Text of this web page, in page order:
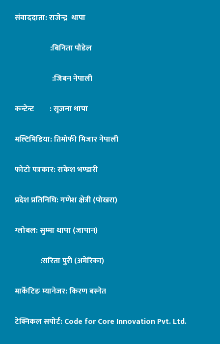
संवाददाता: राजेन्द्र थापा
:बिनिता पौडेल
:जिबन नेपाली
कन्टेन्ट : सृजना थापा
मल्टिमिडिया: तिमोफी मिजार नेपाली
फोटो पत्रकार: राकेश भण्डारी
प्रदेश प्रतिनिधि: गणेश क्षेत्री (पोखरा)
ग्लोबल: सुम्मा थापा (जापान)
:सरिता पुरी (अमेरिका)
मार्केटिङ म्यानेजर: किरण बस्नेत
टेक्निकल सपोर्ट:Code for Core Innovation Pvt. Ltd.